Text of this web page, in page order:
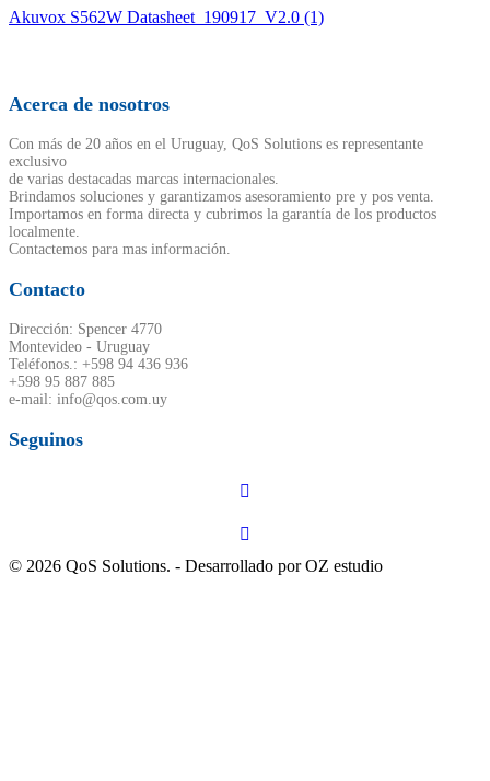
Akuvox S562W Datasheet_190917_V2.0 (1)
Acerca de nosotros
Con más de 20 años en el Uruguay, QoS Solutions es representante
exclusivo
de varias destacadas marcas internacionales.
Brindamos soluciones y garantizamos asesoramiento pre y pos venta.
Importamos en forma directa y cubrimos la garantía de los productos
localmente.
Contactemos para mas información.
Contacto
Dirección: Spencer 4770
Montevideo - Uruguay
Teléfonos.: +598 94 436 936
+598 95 887 885
e-mail: info@qos.com.uy
Seguinos
© 2026 QoS Solutions. - Desarrollado por OZ estudio